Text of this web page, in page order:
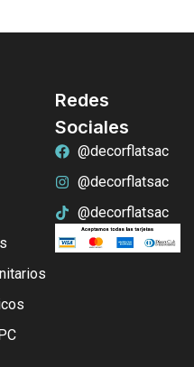
Redes
Sociales
@decorflatsac
@decorflatsac
@decorflatsac